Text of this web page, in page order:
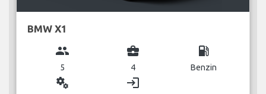
BMW X1
group
5
business_center
4
local_gas_station
Benzin
miscellaneous_services login